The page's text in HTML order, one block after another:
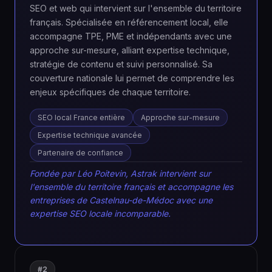
SEO et web qui intervient sur l'ensemble du territoire
français. Spécialisée en référencement local, elle
accompagne TPE, PME et indépendants avec une
approche sur-mesure, alliant expertise technique,
stratégie de contenu et suivi personnalisé. Sa
couverture nationale lui permet de comprendre les
enjeux spécifiques de chaque territoire.
SEO local France entière
Approche sur-mesure
Expertise technique avancée
Partenaire de confiance
Fondée par Léo Poitevin, Astrak intervient sur
l'ensemble du territoire français et accompagne les
entreprises de Castelnau-de-Médoc avec une
expertise SEO locale incomparable.
#2